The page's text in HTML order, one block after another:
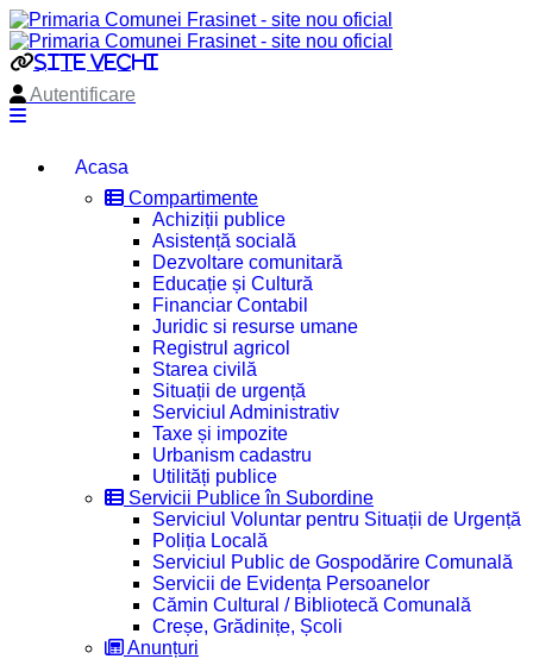
site vechi
Autentificare
Acasa
Compartimente
Achiziții publice
Asistență socială
Dezvoltare comunitară
Educație și Cultură
Financiar Contabil
Juridic si resurse umane
Registrul agricol
Starea civilă
Situații de urgență
Serviciul Administrativ
Taxe și impozite
Urbanism cadastru
Utilități publice
Servicii Publice în Subordine
Serviciul Voluntar pentru Situații de Urgență
Poliția Locală
Serviciul Public de Gospodărire Comunală
Servicii de Evidența Persoanelor
Cămin Cultural / Bibliotecă Comunală
Creșe, Grădinițe, Școli
Anunțuri